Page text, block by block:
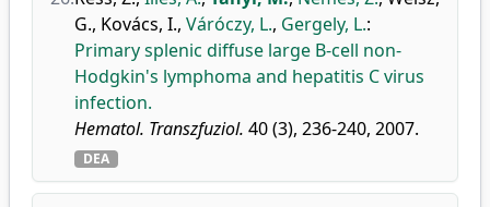
G., Kovács, I., Váróczy, L., Gergely, L.:
Primary splenic diffuse large B-cell non-
Hodgkin's lymphoma and hepatitis C virus
infection.
Hematol. Transzfuziol. 40 (3), 236-240, 2007.
DEA